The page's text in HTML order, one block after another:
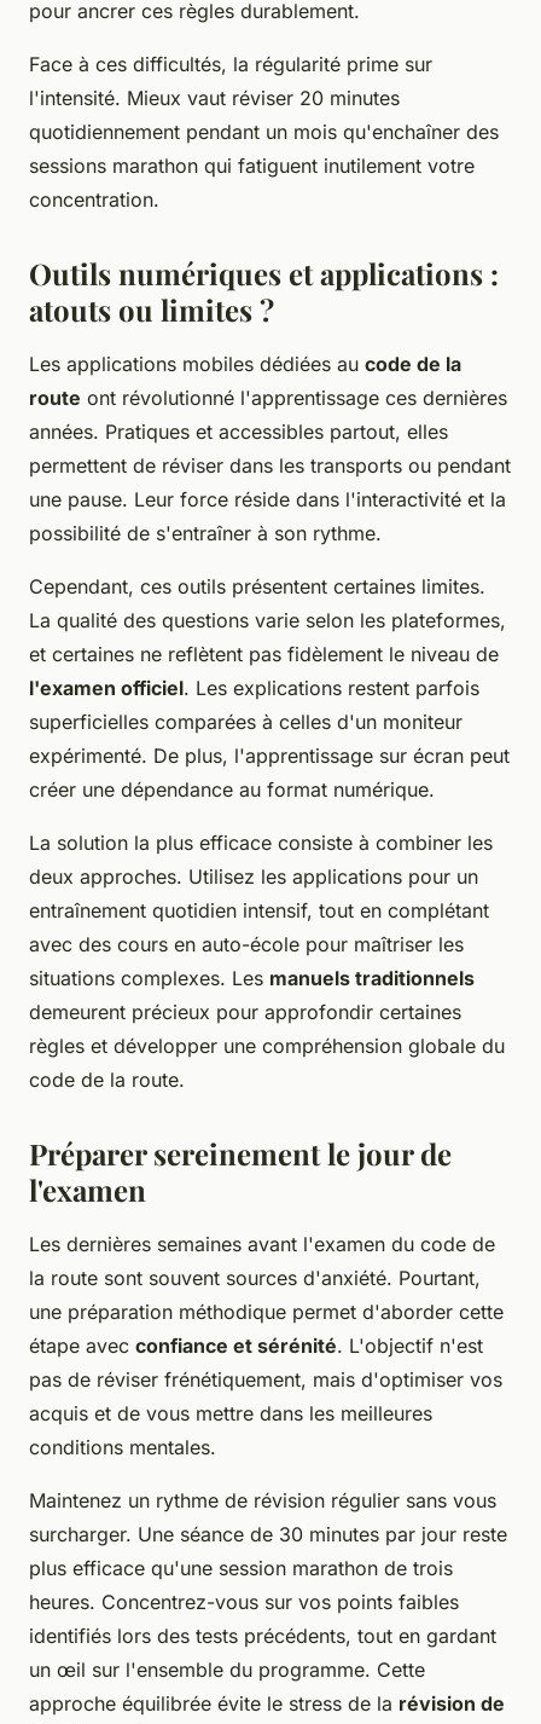
pour ancrer ces règles durablement.
Face à ces difficultés, la régularité prime sur
l'intensité. Mieux vaut réviser 20 minutes
quotidiennement pendant un mois qu'enchaîner des
sessions marathon qui fatiguent inutilement votre
concentration.
Outils numériques et applications :
atouts ou limites ?
Les applications mobiles dédiées au code de la
route ont révolutionné l'apprentissage ces dernières
années. Pratiques et accessibles partout, elles
permettent de réviser dans les transports ou pendant
une pause. Leur force réside dans l'interactivité et la
possibilité de s'entraîner à son rythme.
Cependant, ces outils présentent certaines limites.
La qualité des questions varie selon les plateformes,
et certaines ne reflètent pas fidèlement le niveau de
l'examen officiel. Les explications restent parfois
superficielles comparées à celles d'un moniteur
expérimenté. De plus, l'apprentissage sur écran peut
créer une dépendance au format numérique.
La solution la plus efficace consiste à combiner les
deux approches. Utilisez les applications pour un
entraînement quotidien intensif, tout en complétant
avec des cours en auto-école pour maîtriser les
situations complexes. Les manuels traditionnels
demeurent précieux pour approfondir certaines
règles et développer une compréhension globale du
code de la route.
Préparer sereinement le jour de
l'examen
Les dernières semaines avant l'examen du code de
la route sont souvent sources d'anxiété. Pourtant,
une préparation méthodique permet d'aborder cette
étape avec confiance et sérénité. L'objectif n'est
pas de réviser frénétiquement, mais d'optimiser vos
acquis et de vous mettre dans les meilleures
conditions mentales.
Maintenez un rythme de révision régulier sans vous
surcharger. Une séance de 30 minutes par jour reste
plus efficace qu'une session marathon de trois
heures. Concentrez-vous sur vos points faibles
identifiés lors des tests précédents, tout en gardant
un œil sur l'ensemble du programme. Cette
approche équilibrée évite le stress de la révision de